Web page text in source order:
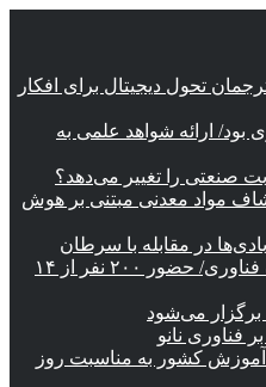
تحول دیجیتال برای افکار
بود/ ارائه شواهد علمی به
صنعتی را تغییر می‌دهد؟
مواد معدنی مبتنی بر هوش
در مقابله با سرطان
رقابت ۴۷۰۰ نخبه در المپیک فناوری/ حضور ۲۰۰ نفر از ۱۴
فناوری نانو
کشور به مناسبت روز